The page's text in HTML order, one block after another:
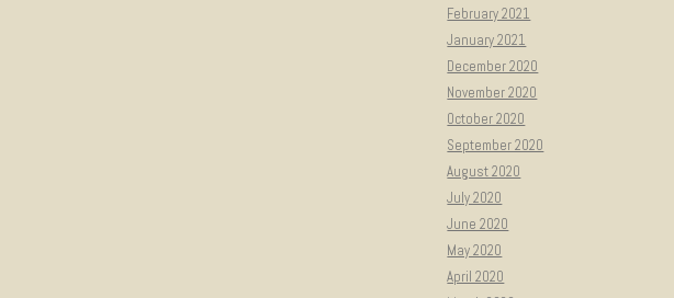
February 2021
January 2021
December 2020
November 2020
October 2020
September 2020
August 2020
July 2020
June 2020
May 2020
April 2020